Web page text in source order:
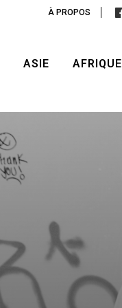
À PROPOS
ASIE AFRIQUE